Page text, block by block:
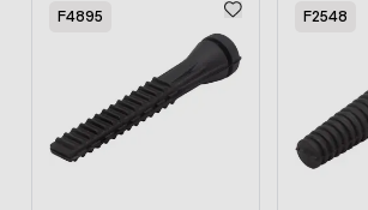
F4895 F2548